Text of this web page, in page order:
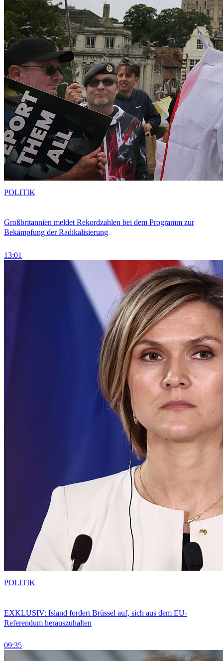
Großbritannien meldet Rekordzahlen bei dem Programm zur
Bekämpfung der Radikalisierung
13:01
POLITIK
EXKLUSIV: Island fordert Brüssel auf, sich aus dem EU-
Referendum herauszuhalten
09:35
POLITIK